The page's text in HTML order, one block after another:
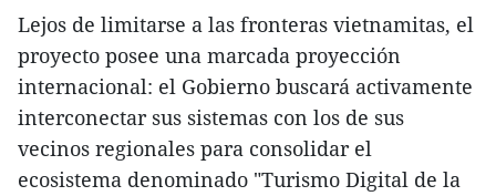
Lejos de limitarse a las fronteras vietnamitas, el
proyecto posee una marcada proyección
internacional: el Gobierno buscará activamente
interconectar sus sistemas con los de sus
vecinos regionales para consolidar el
ecosistema denominado "Turismo Digital de la